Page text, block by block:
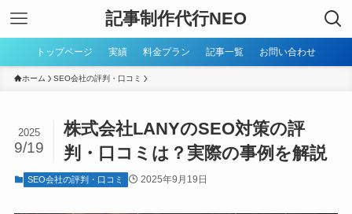
記事制作代行NEO
トップページ 実績 料金プラン 記事一覧 お問い合わせ
ホーム SEO会社の評判・口コミ
株式会社LANYのSEO対策の評
判・口コミは？実際の事例を解説
2025
9/19
SEO会社の評判・口コミ 2025年9月19日